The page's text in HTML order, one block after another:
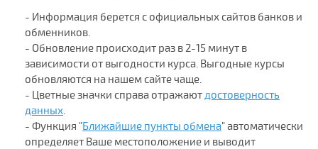
- Информация берется с официальных сайтов банков и
обменников.
- Обновление происходит раз в 2-15 минут в
зависимости от выгодности курса. Выгодные курсы
обновляются на нашем сайте чаще.
- Цветные значки справа отражаютдостоверность
данных.
- Функция "Ближайшие пункты обмена" автоматически
определяет Ваше местоположение и выводит